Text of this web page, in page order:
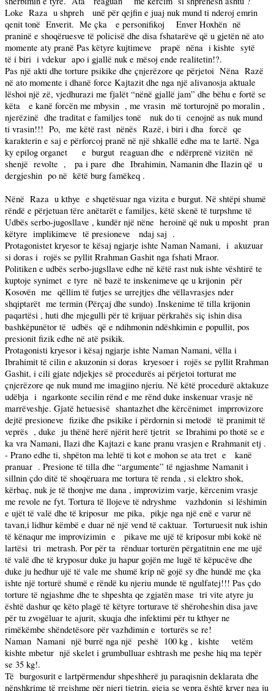
Loke Raza u shpreh
unë për qejfin e juaj nuk mund ti nderoj emrin
qenit tonë Enverit. Me çka e personifikoj Enver Hoxhën në
praninë e shoqëruesve të policisë dhe disa fshatarëve që u gjetën në ato
momente aty pranë Pas këtyre kujtimeve
prapë nëna i kishte sytë
të i biri i vdekur apo i gjallë nuk e mësoj ende realitetin!?.
Pas një akti dhe torture psikike dhe çnjerëzore qe përjetoi Nëna Razë
në ato momente i dhanë force Kajtazit dhe nga një alivanosja aktuale
lëshoi një zë, vjedhurazi me fjalët “nënë gjallë jam” dhe bëhu e fortë se
këta
e kanë forcën me mbysin , me vrasin më torturojnë po moralin ,
njerëzinë dhe traditat e familjes tonë nuk do ti cenojnë as nuk mund
ti vrasin!!! Po, me këtë rast nënës Razë, i biri i dha forcë qe
karakterin e saj e përforcoj pranë në një shkallë edhe ma te lartë. Nga
ky epilog organet
e burgut reaguan dhe e ndërprenë vizitën në
shenjë revolte , pa i pare dhe Ibrahimin, Namanin dhe Ilazin që u
dergjeshin po në këtë burg famëkeq .
Nënë Raza u kthye e shqetësuar nga vizita e burgut. Në shtëpi shumë
rëndë e përjetuan tëre anëtarët e familjes, këtë skenë të turpshme të
Udbës serbo-jugosllave , kundër një nëne heroinë që nuk u mposht pran
këtyre implikimeve të presioneve ndaj saj .
Protagonistet kryesor te kësaj ngjarje ishte Naman Namani, i akuzuar
si doras i rojës se pyllit Rrahman Gashit nga fshati Mraor.
Politiken e udbës serbo-jugsllave edhe në këtë rast nuk ishte vështirë te
kuptoje synimet e tyre në bazë te inskenimeve qe u krijonin për
Kosovën me qëllim të futjes se urrejtjes dhe vëllavrasjes nder
shqiptarët me termin (Përçaj dhe sundo) .Inskenime të tilla krijonin
paqartësi , huti dhe mjegulli për të krijuar përkrahës siç ishin disa
bashkëpunëtor të udbës që e ndihmonin ndëshkimin e popullit, pos
presionit fizik edhe në atë psikik.
Protagonisti kryesor i kësaj ngjarje ishte Naman Namani, vëlla i
Ibrahimit të cilin e akuzonin si doras kryesoer i rojës se pyllit Rrahman
Gashit, i cili gjate ndjekjes së procedurës ai përjetoi torturat me
çnjerëzore qe nuk mund me imagjino njeriu. Në këtë procedurë aktakuze
udëbja i ngarkonte secilin rënd e me rënd duke inskenuar vrasje në
marrëveshje. Gjatë hetuesisë shantazhet dhe kërcënimet imprrovizore
dejtë presioneve fizike dhe psikike i përdornin si metodë të pranimit të
veprës , duke ju thënë herë njërit herë tjetrit se Ibrahimi po thotë se e
ka vra Namani, Ilazi dhe Kajtazi e kane pranu vrasjen e Rrahmanit etj .
- Prano edhe ti, shpëton ma lehtë ti kot e mohon se ata tret e
kanë
pranuar . Presione të tilla dhe “argumente” të ngjashme Namanit i
sillnin çdo ditë të shoqëruara me tortura të renda , si elektro shok,
kërbaç, nuk je të thonjve me dana , improvizim varje, kërcenim vrasje
me revole ne fyt. Tortura të llojeve të ndryshme
vazhdonin si lëshimin
e ujët të valë dhe të kriposur me pika, pikje nga një enë e varur në
tavan,i lidhur këmbë e duar në një vend të caktuar. Torturuesit nuk ishin
të kënaqur me improvizimin e
pikave me ujë të kriposur mbi kokë në
lartësi tri metrash. Por për ta rënduar torturën përgatitnin ene me ujë
të valë dhe të kryposur duke ju hapur gojën me lugë të këpucëve dhe
duke ju hedhur ujë të vale me shumë krip në gojë sy dhe hundë me çka
ishte një torturë shumë e rëndë ku njeriu munde të ngulfatej!!! Pas çdo
torture të ngjashme dhe te shpeshta qe zgjatën mase tri vite atyre ju
është dashur qe këto plagë të këtyre torturave të shëroheshin disa jave
për tu zvogëluar te ajurit, skuqja dhe infektimi për tu kthyer ne
rimëkëmbe shëndetësore për vazhdimin e torturës se re!
Naman Namani një burrë nga një peshë 100 kg , kishte
vetëm
kishte mbetur një skelet i grumbulluar eshtrash me peshe hiq ma tepër
se 35 kg!.
Të burgosurit e lartpërmendur shpeshherë ju paraqisnin deklarata dhe
nënshkrime të rrejshme për njeri tjetrin, gjeja se vepra është kryer nga ju